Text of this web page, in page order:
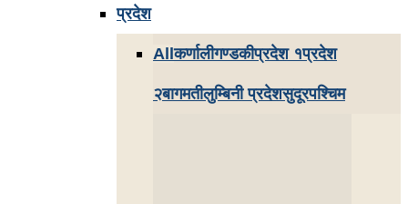
प्रदेश
Allकर्णालीगण्डकीप्रदेश १प्रदेश
२बागमतीलुम्बिनी प्रदेशसुदूरपश्चिम